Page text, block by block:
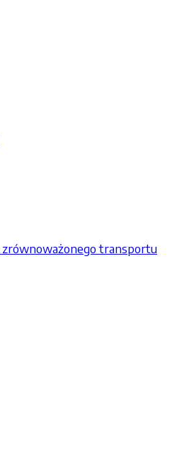
zrównoważonego transportu